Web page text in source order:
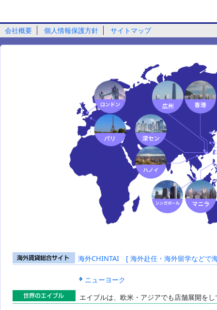
会社概要 個人情報保護方針 サイトマップ
海外賃貸総合
海外CHINTAI [ 海外赴任・海外留学などで
ニューヨーク
エイブルは、欧米・アジアでも店舗展開を